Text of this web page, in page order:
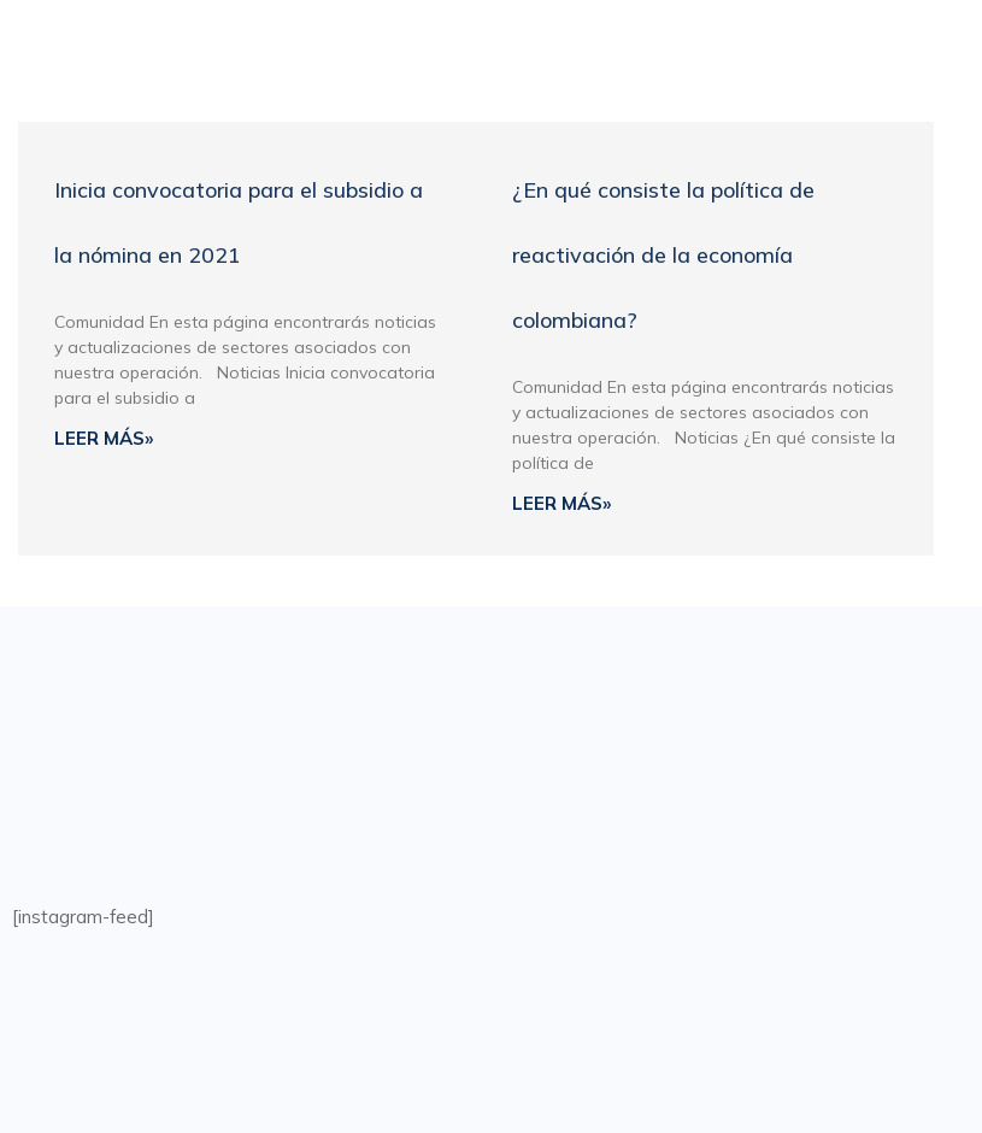
Inicia convocatoria para el subsidio a
la nómina en 2021
Comunidad En esta página encontrarás noticias
y actualizaciones de sectores asociados con
nuestra operación. Noticias Inicia convocatoria
para el subsidio a
LEER MÁS»
¿En qué consiste la política de
reactivación de la economía
colombiana?
Comunidad En esta página encontrarás noticias
y actualizaciones de sectores asociados con
nuestra operación. Noticias ¿En qué consiste la
política de
LEER MÁS»
[instagram-feed]